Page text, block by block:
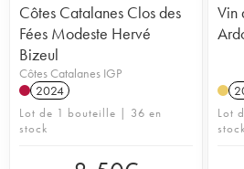
Côtes Catalanes Clos des
Fées Modeste Hervé
Bizeul
Côtes Catalanes IGP
2024
Lot de 1 bouteille | 36 en
stock
Vin
Lot
stock